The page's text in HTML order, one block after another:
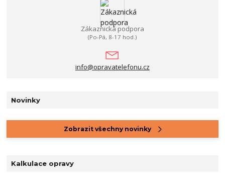
Zákaznická podpora
(Po-Pá, 8-17 hod.)
info@opravatelefonu.cz
Novinky
Zobrazit všechny novinky
Kalkulace opravy